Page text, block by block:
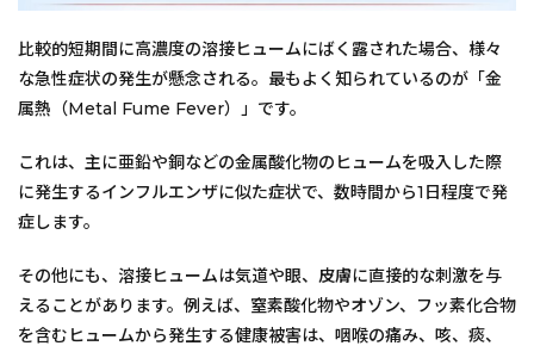
比較的短期間に高濃度の溶接ヒュームにばく露された場合、様々
な急性症状の発生が懸念される。最もよく知られているのが「金
属熱（Metal Fume Fever）」です。
これは、主に亜鉛や銅などの金属酸化物のヒュームを吸入した際
に発生するインフルエンザに似た症状で、数時間から1日程度で発
症します。
その他にも、溶接ヒュームは気道や眼、皮膚に直接的な刺激を与
えることがあります。例えば、窒素酸化物やオゾン、フッ素化合物
を含むヒュームから発生する健康被害は、咽喉の痛み、咳、痰、